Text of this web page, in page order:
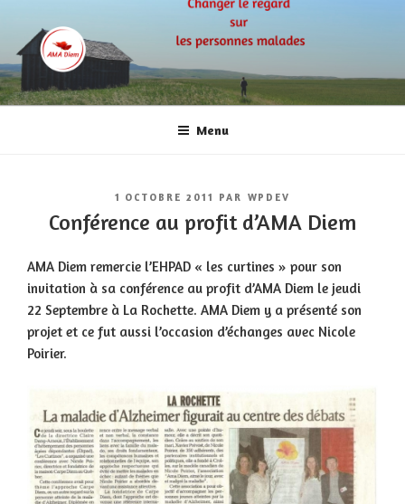
contenu
principal
AMA DIEM
Aime le jour, avec et malgré la maladie!
Menu
PUBLIÉ
1 OCTOBRE 2011 PAR WPDEV
Conférence au profit d’AMA Diem
AMA Diem remercie l’EHPAD « les curtines » pour son
invitation à sa conférence au profit d’AMA Diem le jeudi
22 Septembre à La Rochette. AMA Diem y a présenté son
projet et ce fut aussi l’occasion d’échanges avec Nicole
Poirier.